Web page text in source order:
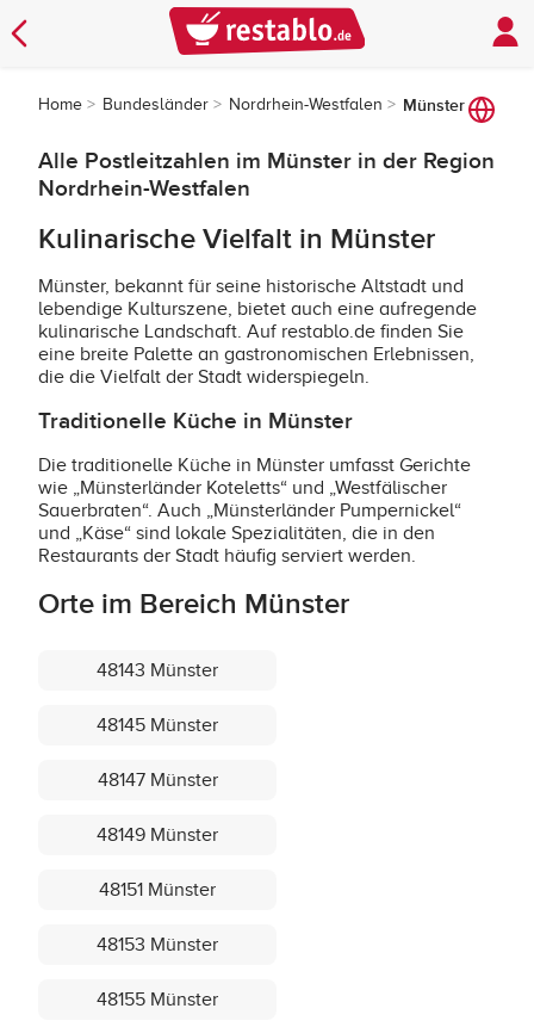
Home Bundesländer Nordrhein-Westfalen Münster
Alle Postleitzahlen im Münster in der Region
Nordrhein-Westfalen
Kulinarische Vielfalt in Münster
Münster, bekannt für seine historische Altstadt und
lebendige Kulturszene, bietet auch eine aufregende
kulinarische Landschaft. Auf restablo.de finden Sie
eine breite Palette an gastronomischen Erlebnissen,
die die Vielfalt der Stadt widerspiegeln.
Traditionelle Küche in Münster
Die traditionelle Küche in Münster umfasst Gerichte
wie „Münsterländer Koteletts“ und „Westfälischer
Sauerbraten“. Auch „Münsterländer Pumpernickel“
und „Käse“ sind lokale Spezialitäten, die in den
Restaurants der Stadt häufig serviert werden.
Orte im Bereich Münster
48143 Münster
48145 Münster
48147 Münster
48149 Münster
48151 Münster
48153 Münster
48155 Münster